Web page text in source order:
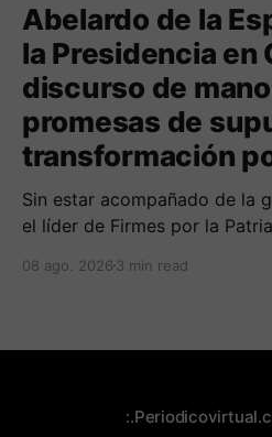
Abelardo de la
la Presidencia en
discurso de
promesas de
transformación
Sin estar acompañado de la
el líder de Firmes por la
posiblemente lucha contra la
08 ago. 2026 3 min read